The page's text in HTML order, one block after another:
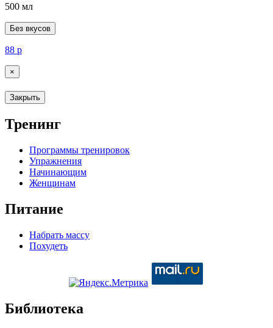
500 мл
Без вкусов
88 р
×
Закрыть
Тренинг
Программы тренировок
Упражнения
Начинающим
Женщинам
Питание
Набрать массу
Похудеть
Библиотека